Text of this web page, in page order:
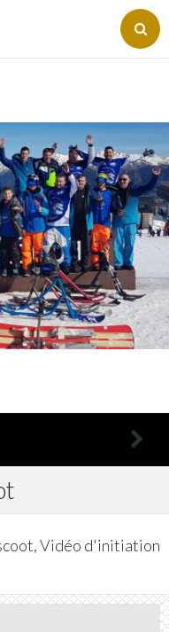
Vidéo d'initiation